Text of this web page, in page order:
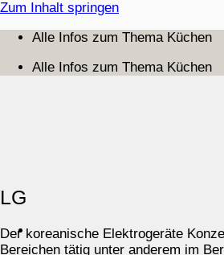
Zum Inhalt springen
Alle Infos zum Thema Küchen
Alle Infos zum Thema Küchen
LG
Der koreanische Elektrogeräte
Bereichen tätig unter anderem im